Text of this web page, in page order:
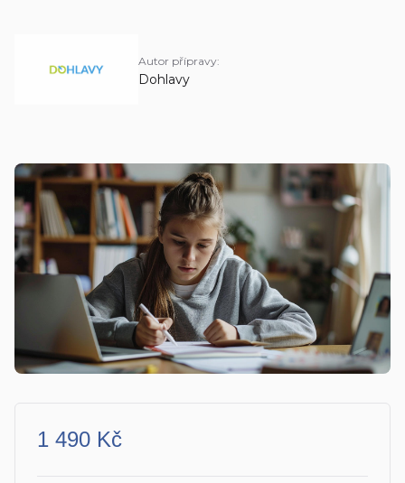
Autor přípravy:
Dohlavy
1 490 Kč